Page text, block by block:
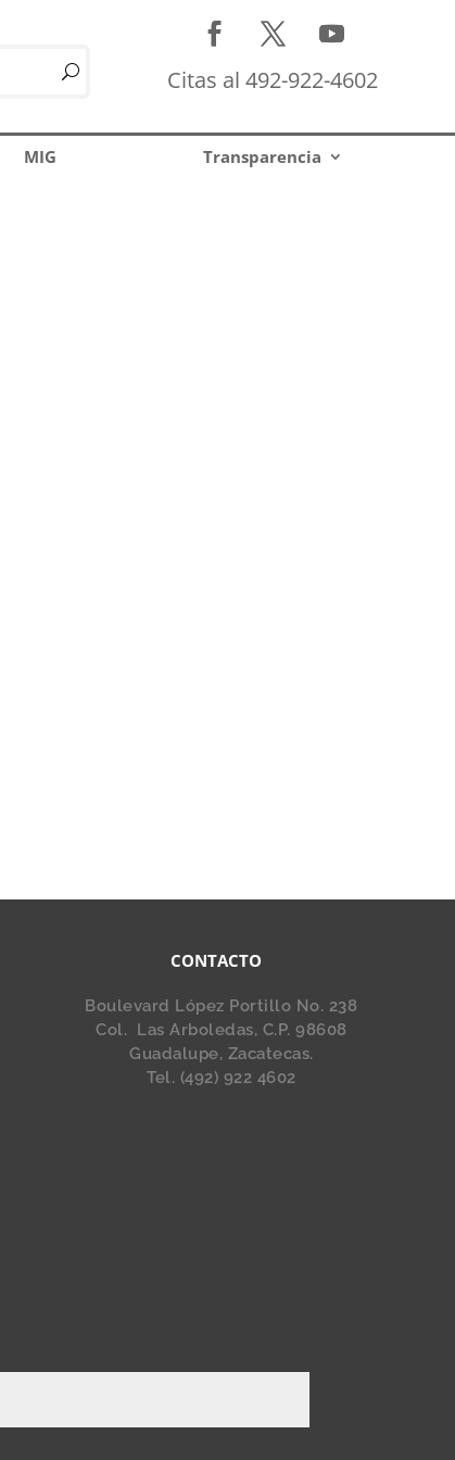
Citas al 492-922-4602
MIG
Transparencia
CONTACTO
Boulevard López Portillo No. 238
Col. Las Arboledas, C.P. 98608
Guadalupe, Zacatecas.
Tel. (492) 922 4602